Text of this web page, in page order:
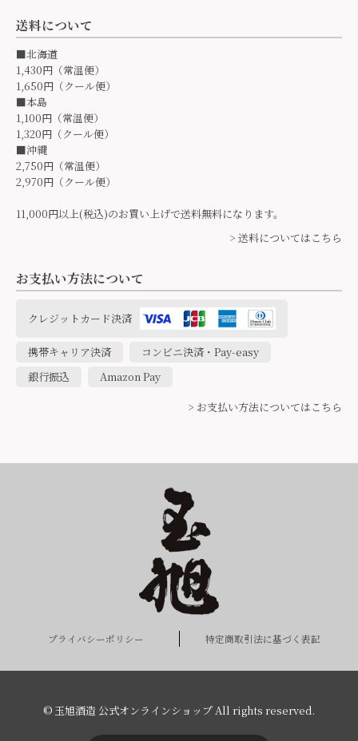
送料について
■北海道
1,430円（常温便）
1,650円（クール便）
■本島
1,100円（常温便）
1,320円（クール便）
■沖縄
2,750円（常温便）
2,970円（クール便）
11,000円以上(税込)のお買い上げで送料無料になります。
> 送料についてはこちら
お支払い方法について
クレジットカード決済
携帯キャリア決済
コンビニ決済・Pay-easy
銀行振込
Amazon Pay
> お支払い方法についてはこちら
プライバシーポリシー 特定商取引法に基づく表記
© 玉旭酒造 公式オンラインショップ All rights reserved.